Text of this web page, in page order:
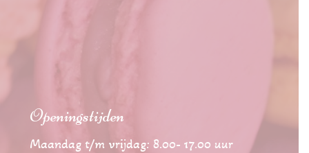
Openingstijden
Maandag t/m vrijdag: 8.00- 17.00 uur